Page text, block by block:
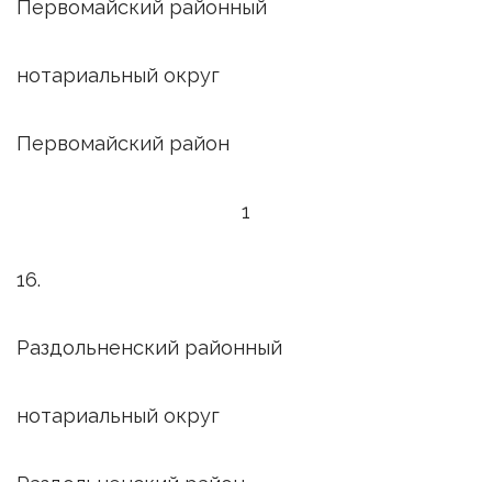
Первомайский районный
нотариальный округ
Первомайский район
1
16.
Раздольненский районный
нотариальный округ